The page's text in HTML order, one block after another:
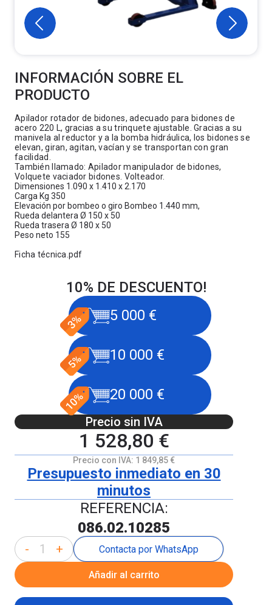
INFORMACIÓN SOBRE EL
PRODUCTO
Apilador rotador de bidones, adecuado para bidones de
acero 220 L, gracias a su trinquete ajustable. Gracias a su
manivela al reductor y a la bomba hidráulica, los bidones se
elevan, giran, agitan, vacían y se transportan con gran
facilidad.
También llamado: Apilador manipulador de bidones,
Volquete vaciador bidones. Volteador.
Dimensiones 1.090 x 1.410 x 2.170
Carga Kg 350
Elevación por bombeo o giro Bombeo 1.440 mm,
Rueda delantera Ø 150 x 50
Rueda trasera Ø 180 x 50
Peso neto 155
Ficha técnica.pdf
10% DE DESCUENTO!
5 000 €
10 000 €
20 000 €
Precio sin IVA
1 528,80 €
Precio con IVA: 1 849,85 €
Presupuesto inmediato en 30
minutos
REFERENCIA:
086.02.10285
- + Contacta por WhatsApp
Añadir al carrito